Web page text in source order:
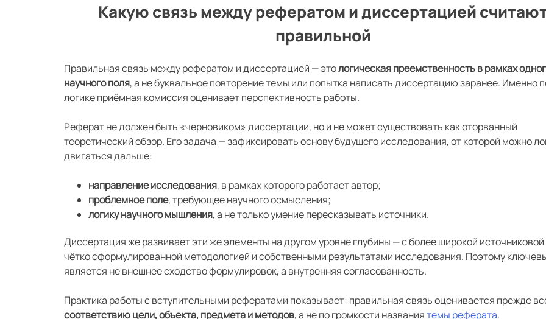
Какую связь между рефератом и диссертацией
правильной
Правильная связь между рефератом и диссертацией — этологическая преемственность в рамках
научного поля, а не буквальное повторение темы или попытка написать диссертацию заранее. Именно
логике приёмная комиссия оценивает перспективность работы.
Реферат не должен быть «черновиком» диссертации, но и не может существовать как оторванный
теоретический обзор. Его задача — зафиксировать основу будущего исследования, от которой можно
двигаться дальше:
направление исследования, в рамках которого работает автор;
проблемное поле, требующее научного осмысления;
логику научного мышления, а не только умение пересказывать источники.
Диссертация же развивает эти же элементы на другом уровне глубины — с более широкой источниковой
чётко сформулированной методологией и собственными результатами исследования. Поэтому
является не внешнее сходство формулировок, а внутренняя согласованность.
Практика работы с вступительными рефератами показывает: правильная связь оценивается прежде
соответствию цели, объекта, предмета и методов, а не по громкости названиятемы реферата.